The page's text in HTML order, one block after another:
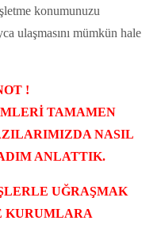
konumunuzu
ulaşmasını mümkün hale
!
TAMAMEN
NASIL
ANLATTIK.
UĞRAŞMAK
KURUMLARA